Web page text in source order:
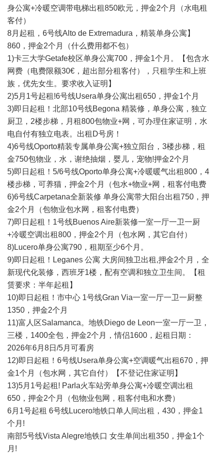
身公寓+冷暖空调带电梯出租850欧元，押金2个月（水电租
客付）
8月起租，6号线Alto de Extremadura，精装单身公寓】
860，押金2个月（什么费用都不包）
1)卡三大学Getafe校区单身公寓700，押金1个月。【包含水
网费（电费限额30€，超出部分租客付），只租学生和上班
族，优先女生。要求收入证明】
2)5月1号起租!6号线Usera单身公寓出租650，押金1个月
3)即日起租！北部10号线Begona 精装修，单身公寓，独立
厨卫，2楼步梯，月租800包物业+网，可办理住家证明，水
电自付有独立电表。出租D号房！
4)6号线Oporto精装专属单身公寓+独立阳台，3楼步梯，租
金750包物业，水，谢绝抽烟，婴儿，宠物!押金2个月
5)即日起租！5/6号线Oporto单身公寓+冷暖暖气出租800，4
楼步梯，可养猫，押金2个月（包水+物业+网，租客付电费
6)6号线Carpetana全新装修 单身公寓带大阳台出租750，押
金2个月（包物业包水网，租客付电费）
7)即日起租！1号线Buenos Aire新装修一室一厅一卫一厨
+冷暖空调出租800，押金2个月（包水网，其它自付）
8)Lucero单身公寓790，租期至少6个月。
9)即日起租！Leganes 公寓 大房间独卫出租,押金2个月，全
新现代化装修， 西班牙1楼，配有空调和独立卫生间。【租
赁要求：半年起租】
10)即日起租！市中心 1号线Gran Via一室一厅一卫一厨整
1350，押金2个月
11)富人区Salamanca。地铁Diego de Leon一室一厅一卫，
三楼，1400全包，押金2个月，情侣1600，起租日期：
2026年6月8日/5月可看房
12)即日起租！6号线Usera单身公寓+空调暖气出租670，押
金1个月（包水网，其它自付）【不登记住家证明】
13)5月1号起租! Parla火车站旁单身公寓+冷暖空调出租
650，押金2个月（包物业包网，租客付电和水费）
6月1号起租 6号线Lucero地铁口单人间出租，430，押金1
个月!
南部5号线Vista Alegre地铁口 女生单间出租350，押金1个
月!